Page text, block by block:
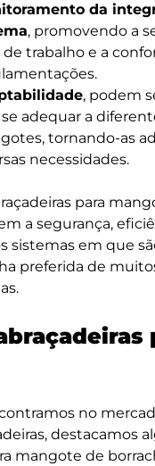
da
, promovendo a
de trabalho e a
, podem
se adequar a
tornando-as
necessidades.
para
a segurança,
sistemas em que
preferida de
no
destacamos
mangote de